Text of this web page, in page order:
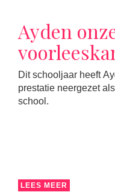
Ayden
Dit schooljaar heeft
prestatie neergezet
school.
LEES MEER